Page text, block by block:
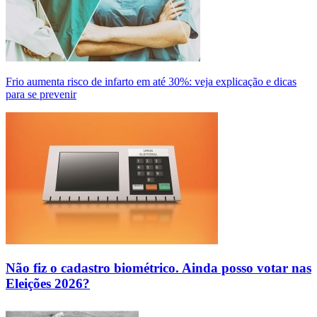
Frio aumenta risco de infarto em até 30%: veja explicação e dicas
para se prevenir
Não fiz o cadastro biométrico. Ainda posso votar nas
Eleições 2026?